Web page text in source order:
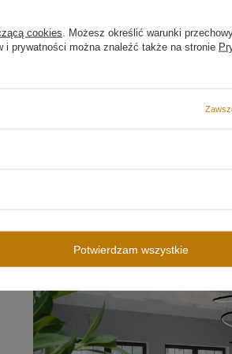
cookies . Możesz określić warunki
i prywatności można znaleźć także na stronie
Potwierdzam wszystkie